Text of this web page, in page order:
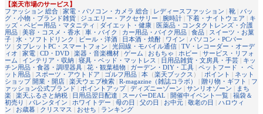
【楽天市場のサービス】
ファッション 総合 | 家電・パソコン・カメラ 総合 | レディースファッション | 靴 | バッ
グ・小物・ブランド雑貨 | ジュエリー・アクセサリー | 腕時計 | 下着・ナイトウェア | キ
ッズ・ベビー用品・マタニティ | ダイエット・健康 | 医薬品・コンタクトレンズ・介護
用品 | 美容・コスメ・香水 | 車・バイク | カー用品・バイク用品 | 食品 | スイーツ・お菓
子 | 水・ソフトドリンク | ビール・洋酒 | 日本酒・焼酎 | ワイン | パソコン・PCパー
ツ | タブレットPC・スマートフォン | 光回線・モバイル通信 | TV・レコーダー・オーデ
ィオ | 家電 | CD・DVD | 楽器・音楽機材 | ゲーム | おもちゃ | ホビー | サービス・リフォ
ーム | インテリア・収納 | 寝具・ベッド・マットレス | 日用品雑貨・文房具・手芸 | キッ
チン用品・食器・調理器具 | 花・観葉植物 | ガーデン・DIY・工具 | ペットフード ・ ペ
ット用品 | スポーツ・アウトドア | ゴルフ用品 | 本 （楽天ブックス ） | ポイント | ネット
ショップ 開業・開店 | 楽天ウェブ検索 | R-magazine（雑誌コラボ） | 贈り物・ギフト | フ
ァッション公式ブランド | ポイントアップ| ディズニーゾーン | サンリオゾーン | まち
楽 | 楽天ふるさと納税 | 日用品翌日配達 | スーパーDEAL | 開催中イベント一覧 | 福袋＆
初売り | バレンタイン | ホワイトデー | 母の日 | 父の日 | お中元 | 敬老の日 | ハロウィ
ン | お歳暮 | クリスマス | おせち | ランキング